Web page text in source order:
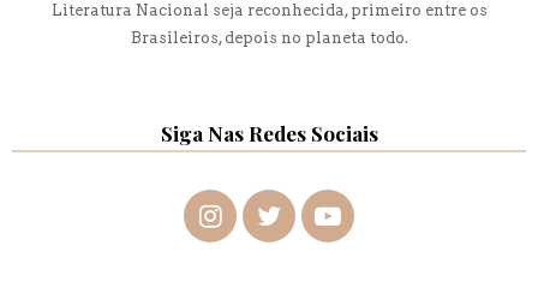
Literatura Nacional seja reconhecida, primeiro entre os
Brasileiros, depois no planeta todo.
Siga Nas Redes Sociais